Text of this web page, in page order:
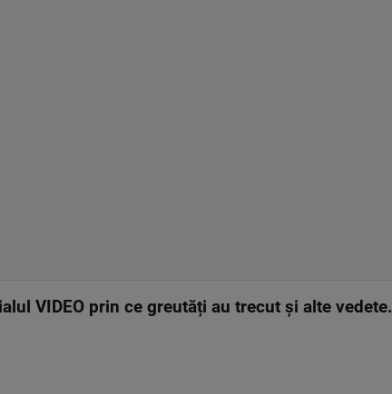
VIDEO prin ce greutăți au trecut și alte vedete.